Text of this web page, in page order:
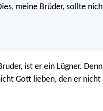
meine Brüder, sollte
ist er ein Lügner.
Gott lieben, den er nicht